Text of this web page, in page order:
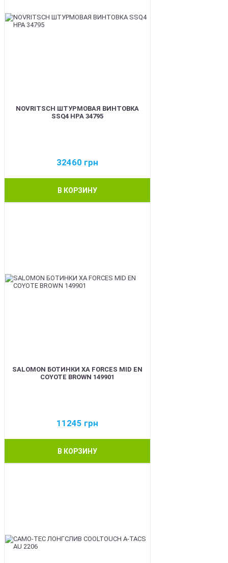
NOVRITSCH ШТУРМОВАЯ ВИНТОВКА
SSQ4 HPA 34795
32460 грн
В КОРЗИНУ
SALOMON БОТИНКИ XA FORCES MID EN
COYOTE BROWN 149901
11245 грн
В КОРЗИНУ